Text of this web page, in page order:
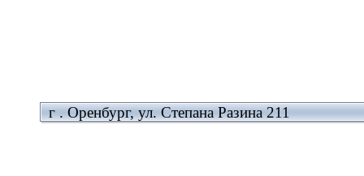
г . Оренбург, ул. Степана Разина 211